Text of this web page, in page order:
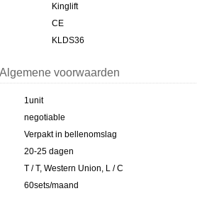
Kinglift
CE
KLDS36
voorwaarden
1unit
negotiable
Verpakt in bellenomslag
20-25 dagen
T / T, Western Union, L / C
60sets/maand